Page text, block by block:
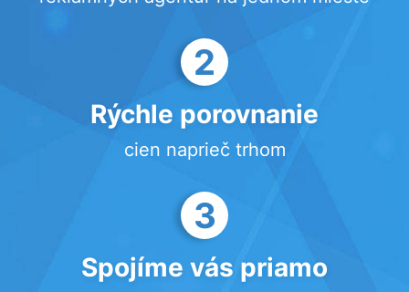
2
Rýchle porovnanie
cien naprieč trhom
3
Spojíme vás priamo